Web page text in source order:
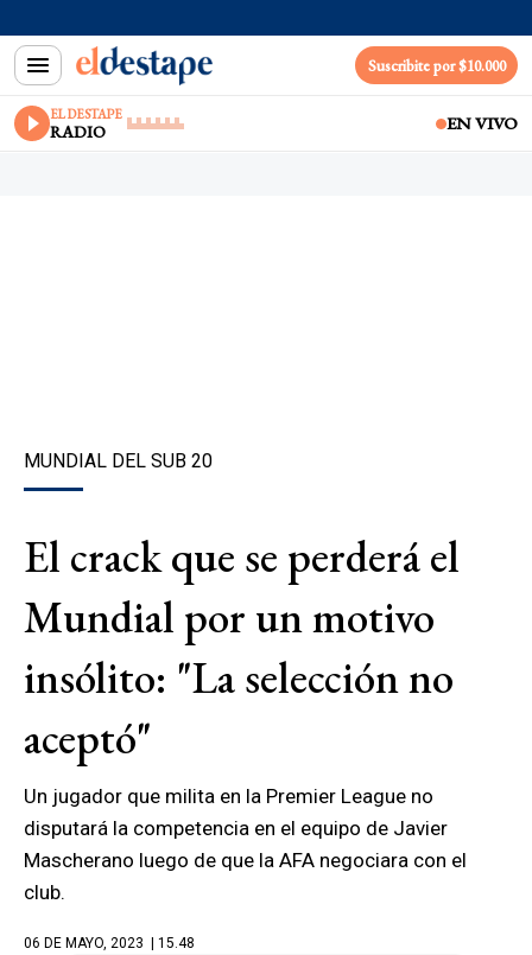
Suscribite por $10.000
EL DESTAPE
RADIO EN VIVO
MUNDIAL DEL SUB 20
El crack que se perderá el
Mundial por un motivo
insólito: "La selección no
aceptó"
Un jugador que milita en la Premier League no
disputará la competencia en el equipo de Javier
Mascherano luego de que la AFA negociara con el
club.
06 DE MAYO, 2023 | 15.48